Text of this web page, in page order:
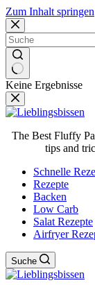
Zum Inhalt springen
Keine Ergebnisse
The Best Fluffy
tips and
Schnelle
Rezepte
Backen
Low Carb
Salat Rezepte
Airfryer
Suche